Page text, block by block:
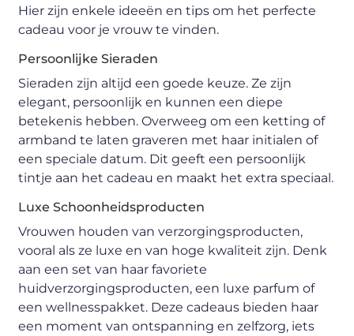
Hier zijn enkele ideeën en tips om het perfecte
cadeau voor je vrouw te vinden.
Persoonlijke Sieraden
Sieraden zijn altijd een goede keuze. Ze zijn
elegant, persoonlijk en kunnen een diepe
betekenis hebben. Overweeg om een ketting of
armband te laten graveren met haar initialen of
een speciale datum. Dit geeft een persoonlijk
tintje aan het cadeau en maakt het extra speciaal.
Luxe Schoonheidsproducten
Vrouwen houden van verzorgingsproducten,
vooral als ze luxe en van hoge kwaliteit zijn. Denk
aan een set van haar favoriete
huidverzorgingsproducten, een luxe parfum of
een wellnesspakket. Deze cadeaus bieden haar
een moment van ontspanning en zelfzorg, iets